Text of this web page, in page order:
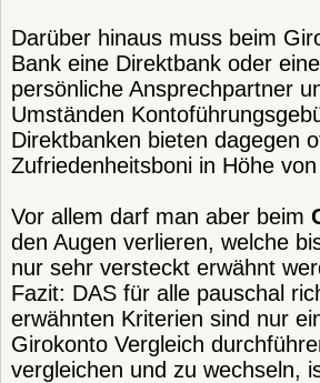
Darüber hinaus muss beim
Bank eine Direktbank oder
persönliche Ansprechpartner
Umständen
Direktbanken bieten dagegen
Zufriedenheitsboni in Höhe
Vor allem darf man aber beim
den Augen verlieren, welche
nur sehr versteckt erwähnt
Fazit: DAS für alle pauschal
erwähnten Kriterien sind nur
Girokonto Vergleich
vergleichen und zu wechseln,